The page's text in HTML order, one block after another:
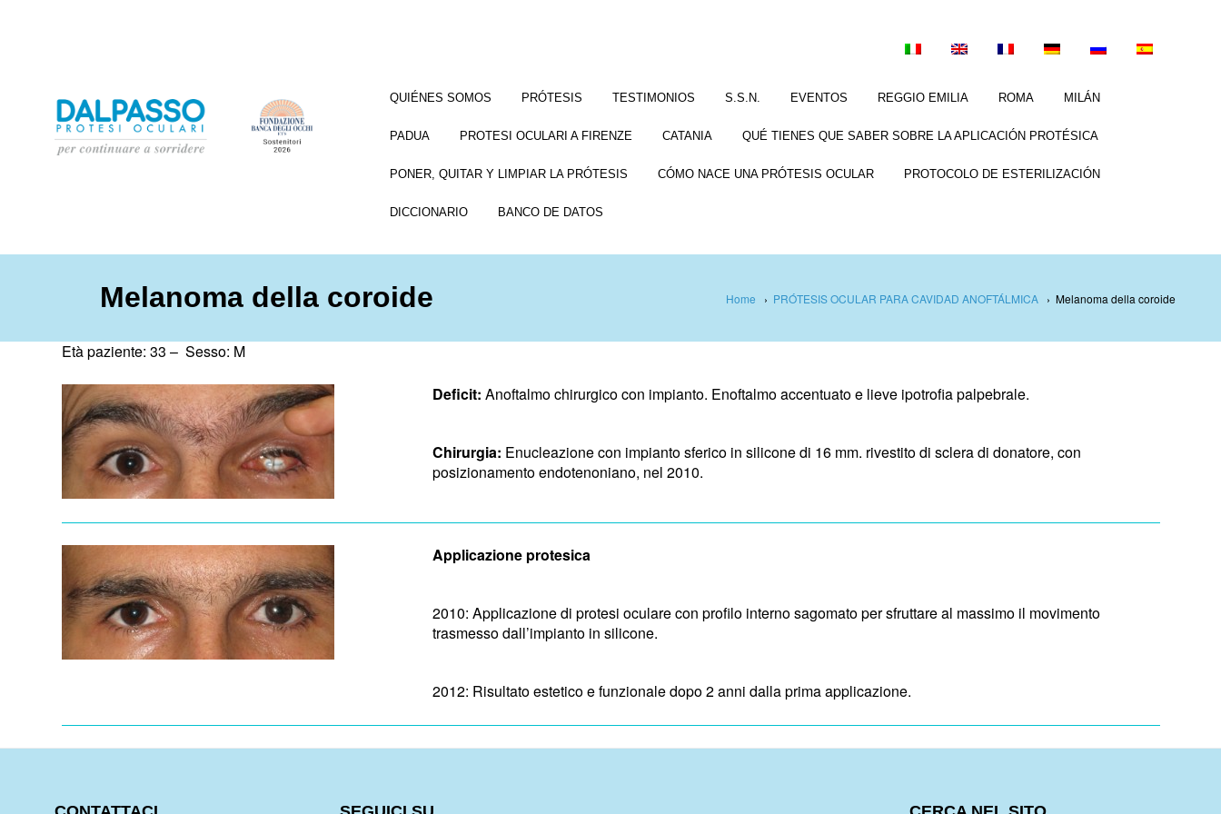
QUIÉNES SOMOS PRÓTESIS TESTIMONIOS S.S.N. EVENTOS REGGIO EMILIA ROMA MILÁN
PADUA PROTESI OCULARI A FIRENZE CATANIA QUÉ TIENES QUE SABER SOBRE LA APLICACIÓN PROTÉSICA
PONER, QUITAR Y LIMPIAR LA PRÓTESIS CÓMO NACE UNA PRÓTESIS OCULAR PROTOCOLO DE ESTERILIZACIÓN
DICCIONARIO BANCO DE DATOS
Melanoma della coroide Home › PRÓTESIS OCULAR PARA CAVIDAD ANOFTÁLMICA› Melanoma della coroide
Età paziente: 33 – Sesso: M
Deficit: Anoftalmo chirurgico con impianto. Enoftalmo accentuato e lieve ipotrofia palpebrale.
Chirurgia: Enucleazione con impianto sferico in silicone di 16 mm. rivestito di sclera di donatore, con
posizionamento endotenoniano, nel 2010.
Applicazione protesica
2010: Applicazione di protesi oculare con profilo interno sagomato per sfruttare al massimo il movimento
trasmesso dall’impianto in silicone.
2012: Risultato estetico e funzionale dopo 2 anni dalla prima applicazione.